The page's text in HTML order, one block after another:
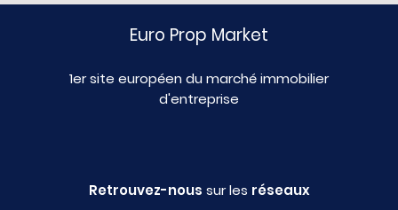
Euro Prop Market
1er site européen du marché immobilier
d'entreprise
Retrouvez-nous sur les réseaux